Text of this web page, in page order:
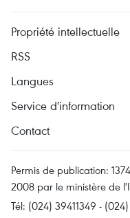
Propriété intellectuelle
RSS
Langues
Service d'information
Contact
Permis de publication:
2008 par le ministère de
Tél: (024) 39411349 -